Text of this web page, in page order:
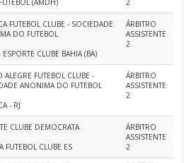
(AMDH)
2
FUTEBOL CLUBE - SOCIEDADE
DO FUTEBOL
ESPORTE CLUBE BAHIA (BA)
ÁRBITRO
ASSISTENTE
2
ALEGRE FUTEBOL CLUBE -
ANONIMA DO FUTEBOL
- RJ
ÁRBITRO
ASSISTENTE
2
CLUBE DEMOCRATA
FUTEBOL CLUBE ES
ÁRBITRO
ASSISTENTE
2